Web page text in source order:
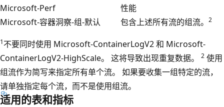
Microsoft-Perf
性能
Microsoft-容器洞察-组-默认
包含上述所有流的组流。 2
1不要同时使用 Microsoft-ContainerLogV2 和 Microsoft-
ContainerLogV2-HighScale。 这将导致出现重复数据。
2 使用
组流作为简写来指定所有单个流。 如果要收集一组特定的流，
请单独指定每个流，而不是使用组流。
适用的表和指标